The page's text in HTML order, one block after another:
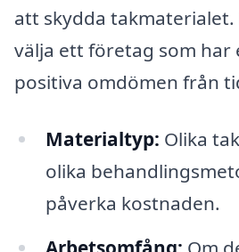
att skydda
välja ett företag som har
positiva omdömen från
Materialtyp: Olika
olika
påverka kostnaden.